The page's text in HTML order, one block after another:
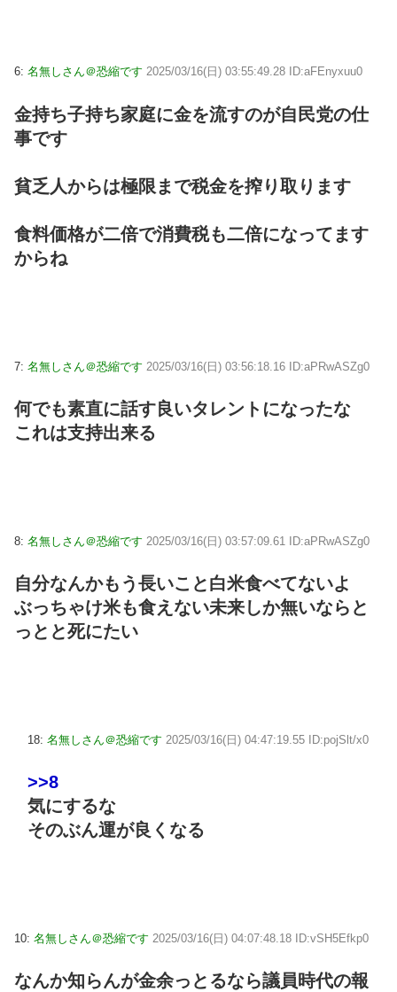
6: 名無しさん＠恐縮です 2025/03/16(日) 03:55:49.28 ID:aFEnyxuu0
金持ち子持ち家庭に金を流すのが自民党の仕
事です
貧乏人からは極限まで税金を搾り取ります
食料価格が二倍で消費税も二倍になってます
からね
7: 名無しさん＠恐縮です 2025/03/16(日) 03:56:18.16 ID:aPRwASZg0
何でも素直に話す良いタレントになったな
これは支持出来る
8: 名無しさん＠恐縮です 2025/03/16(日) 03:57:09.61 ID:aPRwASZg0
自分なんかもう長いこと白米食べてないよ
ぶっちゃけ米も食えない未来しか無いならと
っとと死にたい
18: 名無しさん＠恐縮です 2025/03/16(日) 04:47:19.55 ID:pojSlt/x0
>>8
気にするな
そのぶん運が良くなる
10: 名無しさん＠恐縮です 2025/03/16(日) 04:07:48.18 ID:vSH5Efkp0
なんか知らんが金余っとるなら議員時代の報